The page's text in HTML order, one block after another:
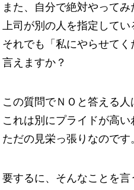
また、自分で絶対やってみ
上司が別の人を指定してい
それでも「私にやらせてく
言えますか？
この質問でＮＯと答える人
これは別にプライドが高い
ただの見栄っ張りなのです
要するに、そんなことを言